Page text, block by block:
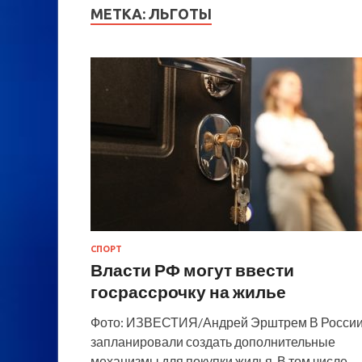
МЕТКА: ЛЬГОТЫ
СПОРТ
Власти РФ могут ввести
госрассрочку на жилье
Фото: ИЗВЕСТИЯ/Андрей Эрштрем В
запланировали создать дополнительные